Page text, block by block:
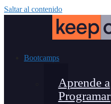
Saltar al contenido
Bootcamps
Aprende a
Programar